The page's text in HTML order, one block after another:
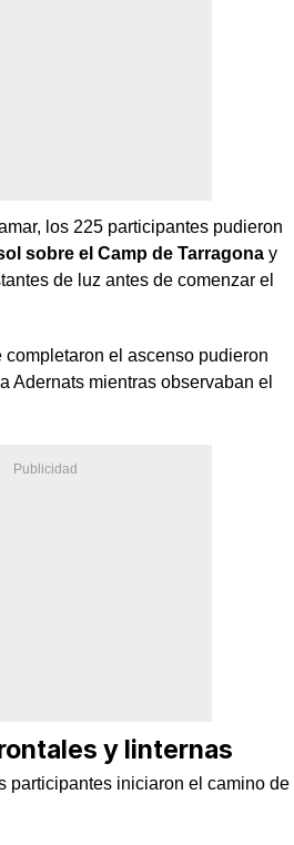
los 225 participantes pudieron
sobre el Camp de Tarragona y
de luz antes de comenzar el
el ascenso pudieron
Adernats mientras observaban el
y linternas
participantes iniciaron el camino de